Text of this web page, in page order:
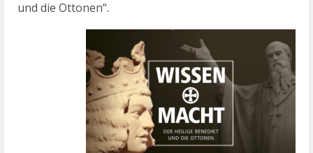
und die Ottonen“.